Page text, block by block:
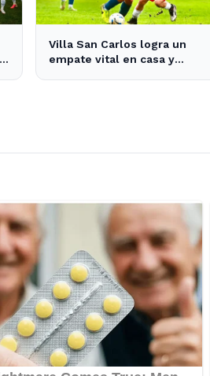
Villa San Carlos logra un
empate vital en casa y